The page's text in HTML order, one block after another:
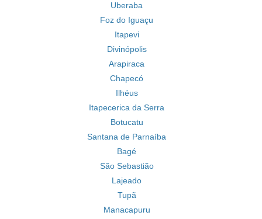
Uberaba
Foz do Iguaçu
Itapevi
Divinópolis
Arapiraca
Chapecó
Ilhéus
Itapecerica da Serra
Botucatu
Santana de Parnaíba
Bagé
São Sebastião
Lajeado
Tupã
Manacapuru